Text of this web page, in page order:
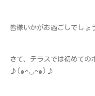
皆様いかがお過ごしでし
さて、テラスでは初めての
♪(๑ᴖ◡ᴖ๑)♪